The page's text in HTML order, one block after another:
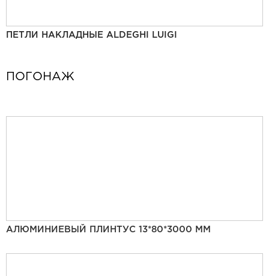
ПЕТЛИ НАКЛАДНЫЕ ALDEGHI LUIGI
ПОГОНАЖ
АЛЮМИНИЕВЫЙ ПЛИНТУС 13*80*3000 ММ